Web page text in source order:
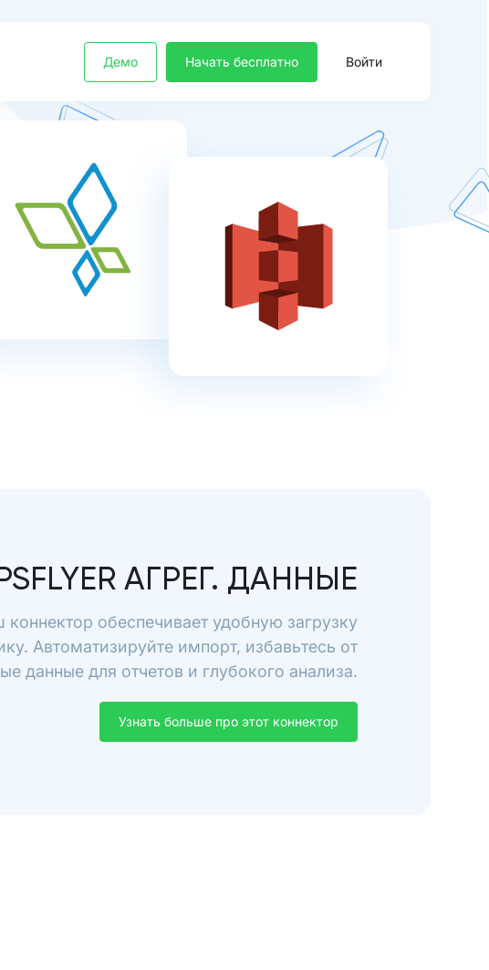
Демо Начать бесплатно Войти
АГРЕГ. ДАННЫЕ
обеспечивает удобную загрузку
Автоматизируйте импорт, избавьтесь от
данные для отчетов и глубокого анализа.
Узнать больше про этот коннектор